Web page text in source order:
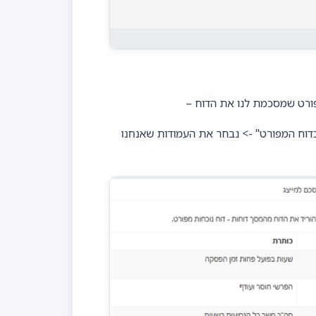
שמסכמת לנו את הדוח –
המפורט" -> נבחר את העמודות שאנחנו